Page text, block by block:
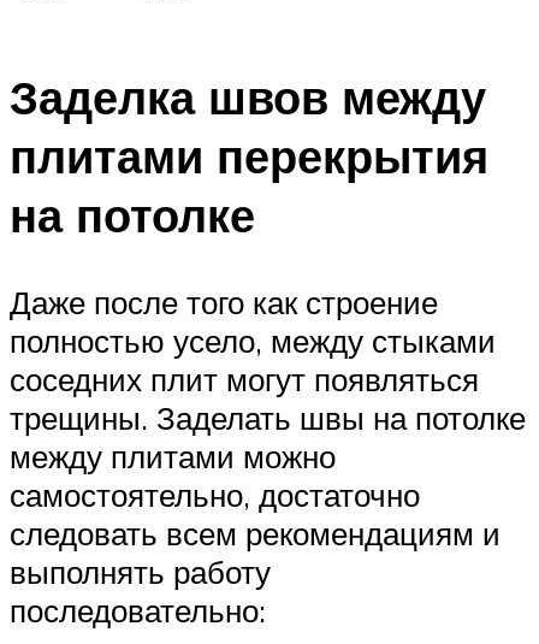
Заделка швов между
плитами перекрытия
на потолке
Даже после того как строение
полностью усело, между стыками
соседних плит могут появляться
трещины. Заделать швы на потолке
между плитами можно
самостоятельно, достаточно
следовать всем рекомендациям и
выполнять работу
последовательно: